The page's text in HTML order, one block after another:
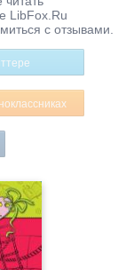
LibFox.Ru
с отзывами.